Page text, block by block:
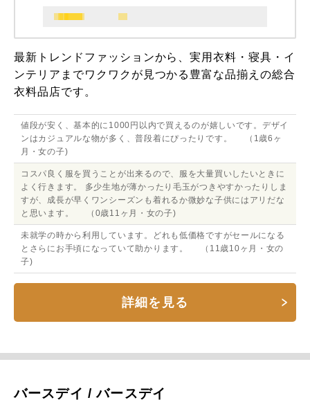
最新トレンドファッションから、実用衣料・寝具・イ
ンテリアまでワクワクが見つかる豊富な品揃えの総合
衣料品店です。
値段が安く、基本的に1000円以内で買えるのが嬉しいです。デザイ
ンはカジュアルな物が多く、普段着にぴったりです。 （1歳6ヶ
月・女の子)
コスパ良く服を買うことが出来るので、服を大量買いしたいときに
よく行きます。 多少生地が薄かったり毛玉がつきやすかったりしま
すが、成長が早くワンシーズンも着れるか微妙な子供にはアリだな
と思います。 （0歳11ヶ月・女の子)
未就学の時から利用しています。どれも低価格ですがセールになる
とさらにお手頃になっていて助かります。 （11歳10ヶ月・女の
子)
詳細を見る
バースデイ / バースデイ